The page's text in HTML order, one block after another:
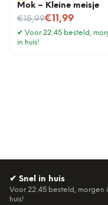
Mok – Kleine meisje
€15,99
Nu voor€11,99
✔ Voor 22:45 besteld,
in huis!
✔ Snel in huis
Voor 22:45 besteld, morgen
huis!